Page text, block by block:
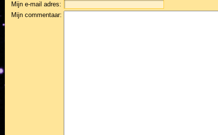
Mijn e-mail adres:
Mijn commentaar: